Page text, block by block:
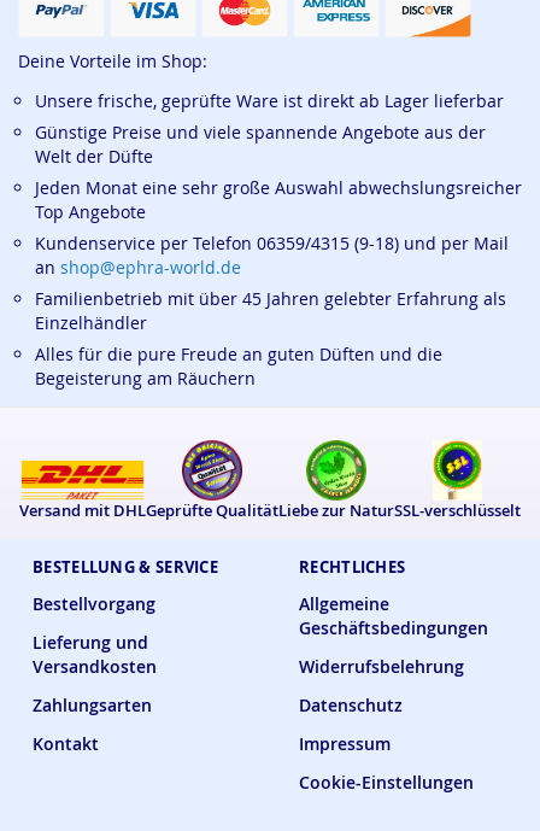
BESTELLUNG & SERVICE
Bestellvorgang
Lieferung und
Versandkosten
Zahlungsarten
Kontakt
RECHTLICHES
Allgemeine
Geschäftsbedingungen
Widerrufsbelehrung
Datenschutz
Impressum
Cookie-Einstellungen
Deine Vorteile im Shop:
Unsere frische, geprüfte Ware ist direkt ab Lager lieferbar
Günstige Preise und viele spannende Angebote aus der
Welt der Düfte
Jeden Monat eine sehr große Auswahl abwechslungsreicher
Top Angebote
Kundenservice per Telefon 06359/4315 (9-18) und per Mail
an shop@ephra-world.de
Familienbetrieb mit über 45 Jahren gelebter Erfahrung als
Einzelhändler
Alles für die pure Freude an guten Düften und die
Begeisterung am Räuchern
Versand mit DHLGeprüfte QualitätLiebe zur NaturSSL-verschlüsselt